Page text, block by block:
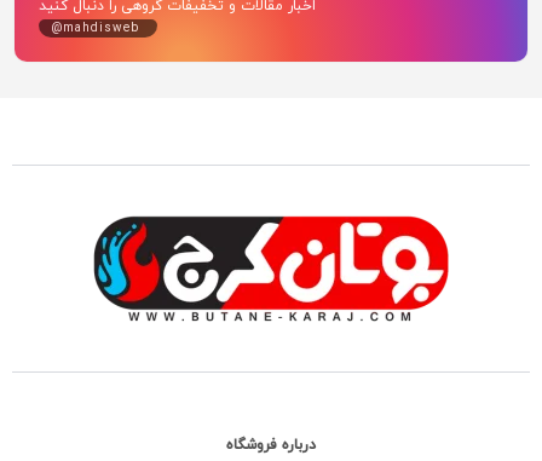
اخبار مقالات و تخفیفات گروهی را دنبال کنید
@mahdisweb
درباره فروشگاه